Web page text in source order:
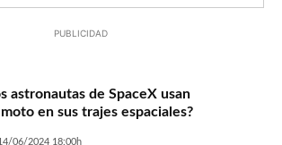
PUBLICIDAD
astronautas de SpaceX usan
en sus trajes espaciales?
06/2024 18:00h